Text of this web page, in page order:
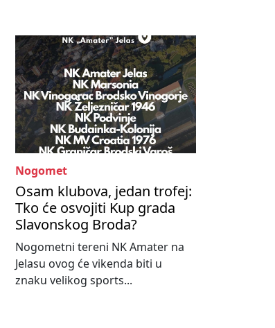
Nogomet
Osam klubova, jedan trofej:
Tko će osvojiti Kup grada
Slavonskog Broda?
Nogometni tereni NK Amater na
Jelasu ovog će vikenda biti u
znaku velikog sports...